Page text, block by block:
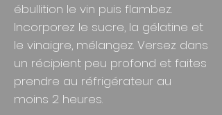
ébullition le vin puis flambez.
Incorporez le sucre, la gélatine et
le vinaigre, mélangez. Versez dans
un récipient peu profond et faites
prendre au réfrigérateur au
moins 2 heures.